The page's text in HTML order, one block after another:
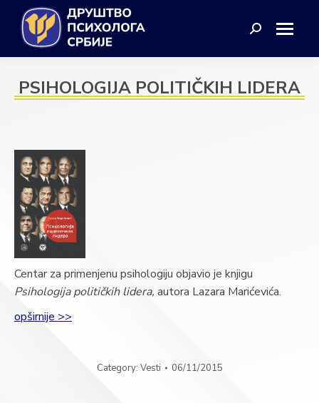
Search:
PSIHOLOGIJA POLITIČKIH LIDERA
Centar za primenjenu psihologiju objavio je knjigu
Psihologija političkih lidera, autora Lazara Marićevića.
opširnije >>
Category: Vesti 06/11/2015